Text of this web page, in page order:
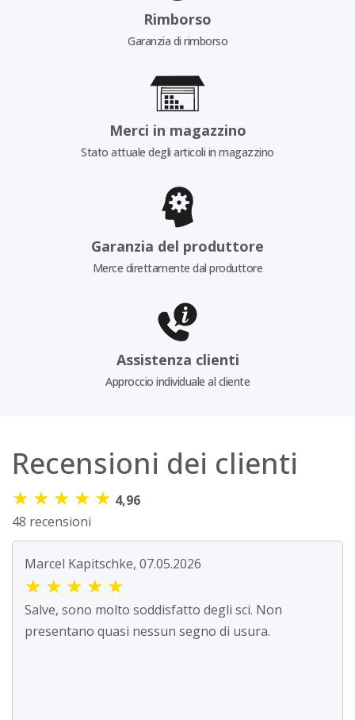
Rimborso
Garanzia di rimborso
Merci in magazzino
Stato attuale degli articoli in magazzino
Garanzia del produttore
Merce direttamente dal produttore
Assistenza clienti
Approccio individuale al cliente
Recensioni dei clienti
★ ★ ★ ★ ★ 4,96
48 recensioni
Marcel Kapitschke, 07.05.2026
★ ★ ★ ★ ★
Salve, sono molto soddisfatto degli sci. Non
presentano quasi nessun segno di usura.